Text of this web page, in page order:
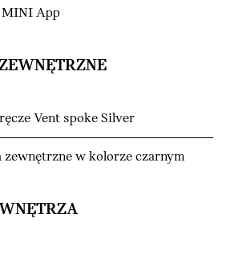
MINI App
Vent spoke Silver
zewnętrzne w kolorze czarnym